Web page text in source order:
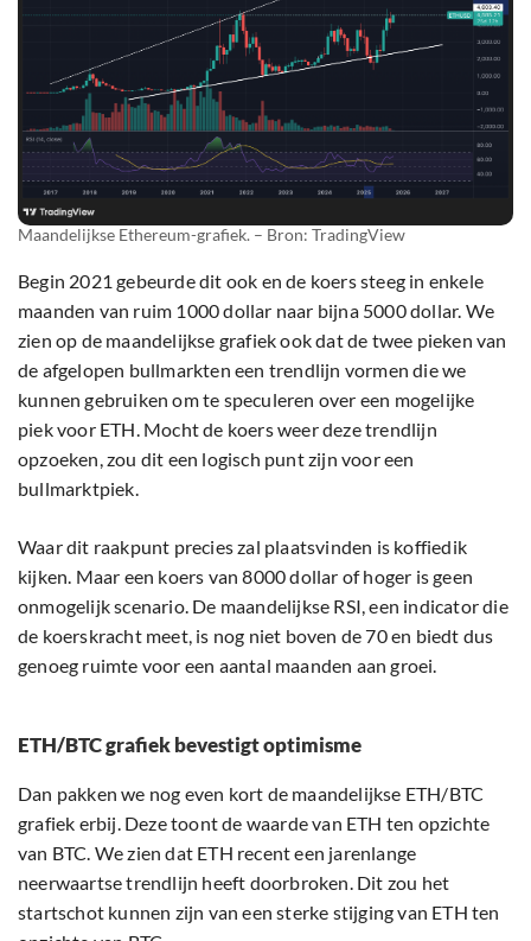
Maandelijkse Ethereum-grafiek. – Bron: TradingView
Begin 2021 gebeurde dit ook en de koers steeg in enkele
maanden van ruim 1000 dollar naar bijna 5000 dollar. We
zien op de maandelijkse grafiek ook dat de twee pieken van
de afgelopen bullmarkten een trendlijn vormen die we
kunnen gebruiken om te speculeren over een mogelijke
piek voor ETH. Mocht de koers weer deze trendlijn
opzoeken, zou dit een logisch punt zijn voor een
bullmarktpiek.
Waar dit raakpunt precies zal plaatsvinden is koffiedik
kijken. Maar een koers van 8000 dollar of hoger is geen
onmogelijk scenario. De maandelijkse RSI, een indicator die
de koerskracht meet, is nog niet boven de 70 en biedt dus
genoeg ruimte voor een aantal maanden aan groei.
ETH/BTC grafiek bevestigt optimisme
Dan pakken we nog even kort de maandelijkse ETH/BTC
grafiek erbij. Deze toont de waarde van ETH ten opzichte
van BTC. We zien dat ETH recent een jarenlange
neerwaartse trendlijn heeft doorbroken. Dit zou het
startschot kunnen zijn van een sterke stijging van ETH ten